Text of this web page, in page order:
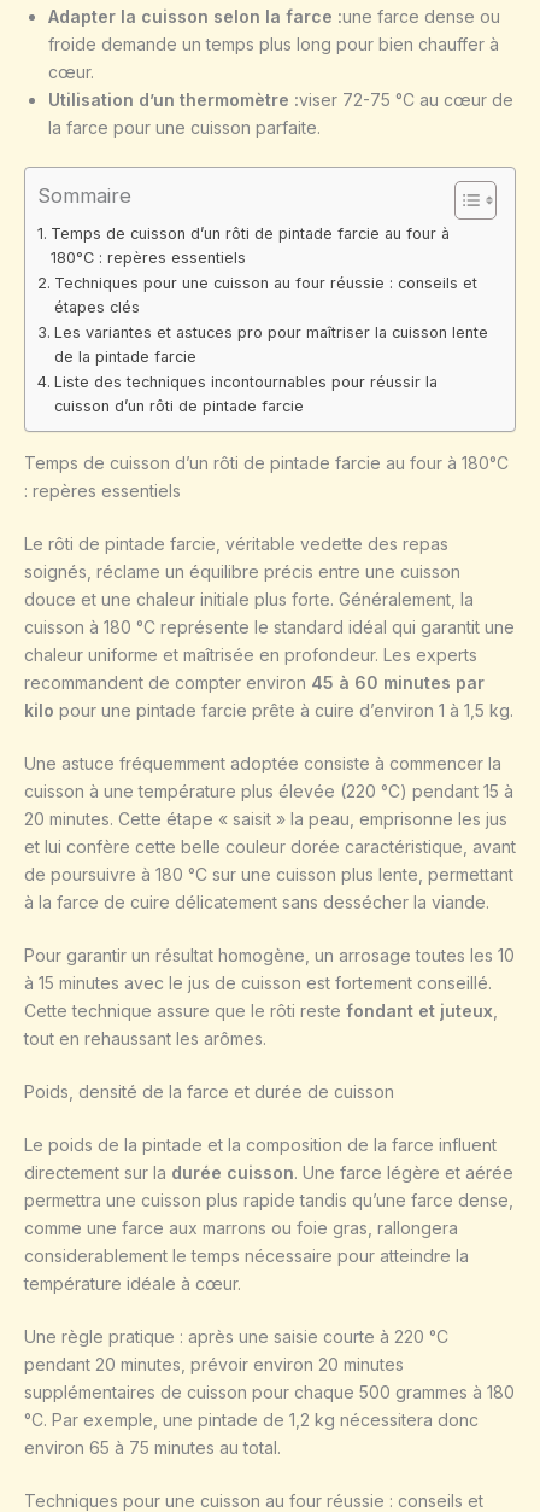
Adapter la cuisson selon la farce :une farce dense ou
froide demande un temps plus long pour bien chauffer à
cœur.
Utilisation d’un thermomètre :viser 72-75 °C au cœur de
la farce pour une cuisson parfaite.
Sommaire
Temps de cuisson d’un rôti de pintade farcie au four à
180°C : repères essentiels
Techniques pour une cuisson au four réussie : conseils et
étapes clés
Les variantes et astuces pro pour maîtriser la cuisson lente
de la pintade farcie
Liste des techniques incontournables pour réussir la
cuisson d’un rôti de pintade farcie
Temps de cuisson d’un rôti de pintade farcie au four à 180°C
: repères essentiels
Le rôti de pintade farcie, véritable vedette des repas
soignés, réclame un équilibre précis entre une cuisson
douce et une chaleur initiale plus forte. Généralement, la
cuisson à 180 °C représente le standard idéal qui garantit une
chaleur uniforme et maîtrisée en profondeur. Les experts
recommandent de compter environ 45 à 60 minutes par
kilo pour une pintade farcie prête à cuire d’environ 1 à 1,5 kg.
Une astuce fréquemment adoptée consiste à commencer la
cuisson à une température plus élevée (220 °C) pendant 15 à
20 minutes. Cette étape « saisit » la peau, emprisonne les jus
et lui confère cette belle couleur dorée caractéristique, avant
de poursuivre à 180 °C sur une cuisson plus lente, permettant
à la farce de cuire délicatement sans dessécher la viande.
Pour garantir un résultat homogène, un arrosage toutes les 10
à 15 minutes avec le jus de cuisson est fortement conseillé.
Cette technique assure que le rôti reste fondant et juteux
tout en rehaussant les arômes.
Poids, densité de la farce et durée de cuisson
Le poids de la pintade et la composition de la farce influent
directement sur la durée cuisson. Une farce légère et aérée
permettra une cuisson plus rapide tandis qu’une farce dense,
comme une farce aux marrons ou foie gras, rallongera
considerablement le temps nécessaire pour atteindre la
température idéale à cœur.
Une règle pratique : après une saisie courte à 220 °C
pendant 20 minutes, prévoir environ 20 minutes
supplémentaires de cuisson pour chaque 500 grammes à 180
°C. Par exemple, une pintade de 1,2 kg nécessitera donc
environ 65 à 75 minutes au total.
Techniques pour une cuisson au four réussie : conseils et